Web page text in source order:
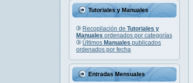
Tutoriales y Manuales
Recopilación de Tutoriales y
Manuales ordenados por categorías
Últimos Manuales publicados
ordenados por fecha
Entradas Mensuales